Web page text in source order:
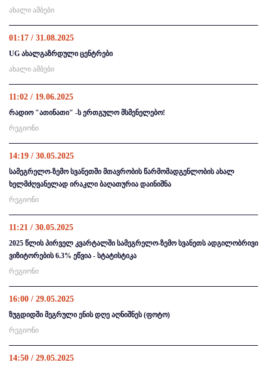
ახალი ამბები
01:17 / 31.08.2025
UG ახალგაზრდული ცენტრები
ახალი ამბები
11:02 / 19.06.2025
რადიო "ათინათი" -ს ერთგულო მსმენელებო!
რეგიონი
14:19 / 30.05.2025
სამეგრელო-ზემო სვანეთში მთავრობის წარმომადგენლობის ახალ
ხელმძღვანელად ირაკლი ბაღათურია დაინიშნა
რეგიონი
11:21 / 30.05.2025
2025 წლის პირველ კვარტალში სამეგრელო-ზემო სვანეთს ადგილობრივი
ვიზიტორების 6.3% ეწვია - სტატისტიკა
რეგიონი
16:00 / 29.05.2025
ზუგდიდში მეგრული ენის დღე აღნიშნეს (ფოტო)
რეგიონი
14:50 / 29.05.2025